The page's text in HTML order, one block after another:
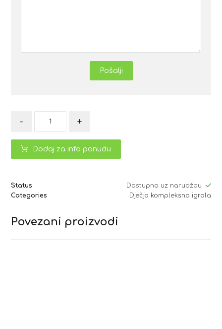
Pošalji
- +
Dodaj za info ponudu
Status
Dostupno uz narudžbu
Categories
Dječja kompleksna igrala
Povezani proizvodi